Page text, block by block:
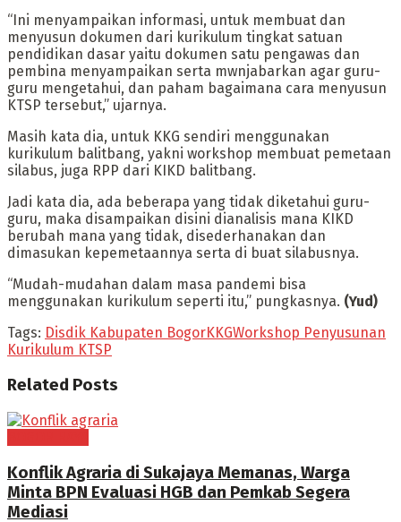
“Ini menyampaikan informasi, untuk membuat dan
menyusun dokumen dari kurikulum tingkat satuan
pendidikan dasar yaitu dokumen satu pengawas dan
pembina menyampaikan serta mwnjabarkan agar guru-
guru mengetahui, dan paham bagaimana cara menyusun
KTSP tersebut,” ujarnya.
Masih kata dia, untuk KKG sendiri menggunakan
kurikulum balitbang, yakni workshop membuat pemetaan
silabus, juga RPP dari KIKD balitbang.
Jadi kata dia, ada beberapa yang tidak diketahui guru-
guru, maka disampaikan disini dianalisis mana KIKD
berubah mana yang tidak, disederhanakan dan
dimasukan kepemetaannya serta di buat silabusnya.
“Mudah-mudahan dalam masa pandemi bisa
menggunakan kurikulum seperti itu,” pungkasnya. (Yud)
Tags: Disdik Kabupaten BogorKKGWorkshop Penyusunan
Kurikulum KTSP
Related Posts
Konflik Agraria di Sukajaya Memanas, Warga
Minta BPN Evaluasi HGB dan Pemkab Segera
Mediasi